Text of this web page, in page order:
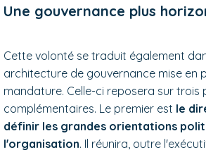
Une gouvernance plus
Cette volonté se traduit également
architecture de gouvernance mise en
mandature. Celle-ci reposera sur trois
complémentaires. Le premier est le
définir les grandes orientations
l'organisation. Il réunira, outre